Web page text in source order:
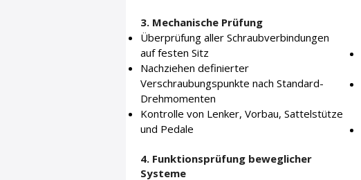
3. Mechanische Prüfung
Überprüfung aller Schraubverbindungen
auf festen Sitz
Nachziehen definierter
Verschraubungspunkte nach Standard-
Drehmomenten
Kontrolle von Lenker, Vorbau, Sattelstütze
und Pedale
4. Funktionsprüfung beweglicher
Systeme